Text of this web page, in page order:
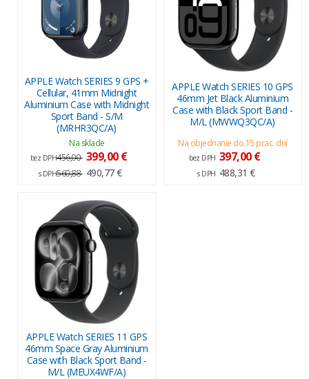
APPLE Watch SERIES 9 GPS +
Cellular, 41mm Midnight
Aluminium Case with Midnight
Sport Band - S/M
(MRHR3QC/A)
Na sklade
bez DPH456,00 399,00 €
s DPH560,88 490,77 €
APPLE Watch SERIES 10 GPS
46mm Jet Black Aluminium
Case with Black Sport Band -
M/L (MWWQ3QC/A)
Na objednanie do 15 prac. dní
bez DPH 397,00 €
s DPH 488,31 €
APPLE Watch SERIES 11 GPS
46mm Space Gray Aluminium
Case with Black Sport Band -
M/L (MEUX4WF/A)